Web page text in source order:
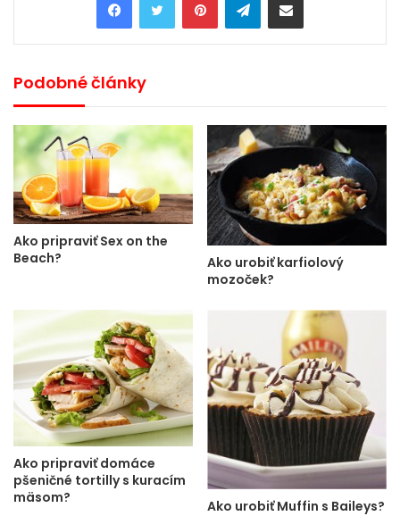
Podobné články
Ako pripraviť Sex on the
Beach?
Ako urobiť karfiolový
mozoček?
Ako pripraviť domáce
pšeničné tortilly s kuracím
mäsom?
Ako urobiť Muffin s Baileys?